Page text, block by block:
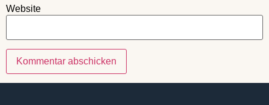
Website